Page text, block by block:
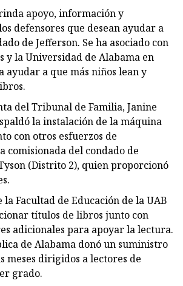
apoyo, información y
defensores que desean ayudar a
de Jefferson. Se ha asociado con
y la Universidad de Alabama en
a que más niños lean y
del Tribunal de Familia, Janine
la instalación de la máquina
con otros esfuerzos de
comisionada del condado de
(Distrito 2), quien proporcionó
la Facultad de Educación de la UAB
títulos de libros junto con
adicionales para apoyar la lectura.
de Alabama donó un suministro
meses dirigidos a lectores de
grado.